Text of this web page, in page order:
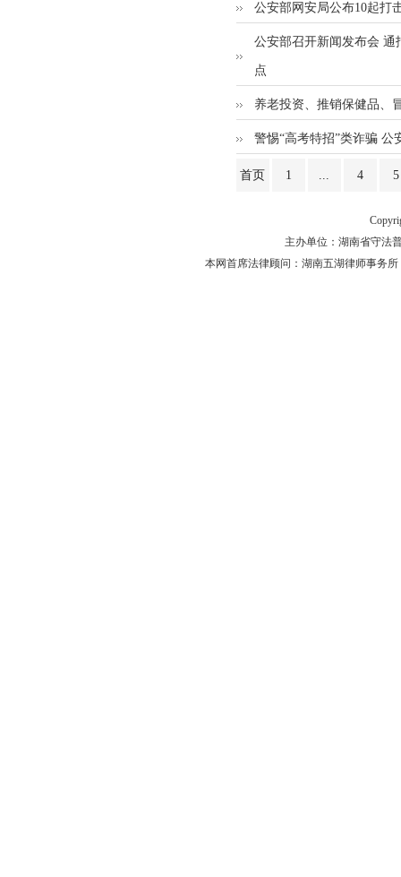
公安部网安局公布10起打
公安部召开新闻发布会 通
点
养老投资、推销保健品、
警惕“高考特招”类诈骗 公
首页 1 ... 4 5
主办单位：湖南省守法
本网首席法律顾问：湖南五湖律师事务所